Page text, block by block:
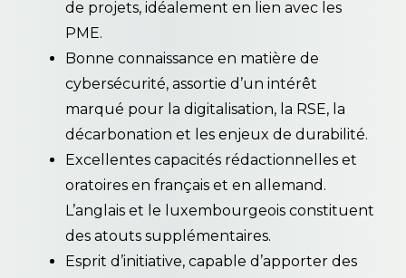
de projets, idéalement en lien avec les
PME.
Bonne connaissance en matière de
cybersécurité, assortie d’un intérêt
marqué pour la digitalisation, la RSE, la
décarbonation et les enjeux de durabilité.
Excellentes capacités rédactionnelles et
oratoires en français et en allemand.
L’anglais et le luxembourgeois constituent
des atouts supplémentaires.
Esprit d’initiative, capable d’apporter des